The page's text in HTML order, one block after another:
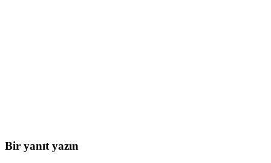
Bir yanıt yazın